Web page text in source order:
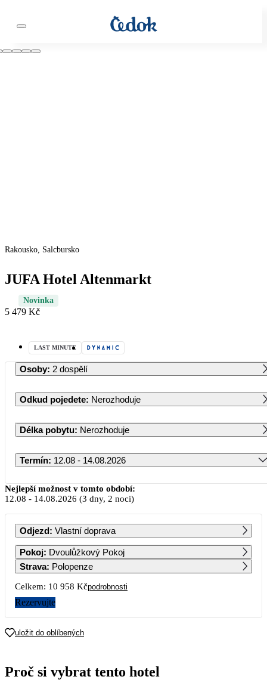
Rakousko, Salcbursko
JUFA Hotel Altenmarkt
Novinka
5 479 Kč
LAST MINUTE
Osoby: 2 dospělí
Odkud pojedete: Nerozhoduje
Délka pobytu: Nerozhoduje
Termín: 12.08 - 14.08.2026
Srpen 2026
PO ÚT ST ČT PÁ SO NE
1 2
3 4 5 6 7 8 9
10
5 479 5 479 5 479 5 479 5 479
17 18
24
5 479
25 26 27
Nejlepší možnost v tomto období:
12.08 - 14.08.2026 (3 dny, 2 noci)
Odjezd: Vlastní doprava
Pokoj: Dvoulůžkový Pokoj
Strava: Polopenze
Celkem: 10 958 Kčpodrobnosti
Rezervujte
uložit do oblíbených
Proč si vybrat tento hotel